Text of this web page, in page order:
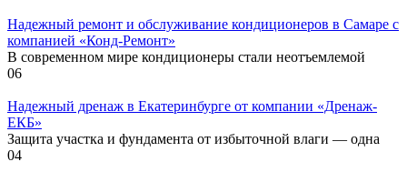
Надежный ремонт и обслуживание кондиционеров в Самаре с
компанией «Конд-Ремонт»
В современном мире кондиционеры стали неотъемлемой
06
Надежный дренаж в Екатеринбурге от компании «Дренаж-
ЕКБ»
Защита участка и фундамента от избыточной влаги — одна
04